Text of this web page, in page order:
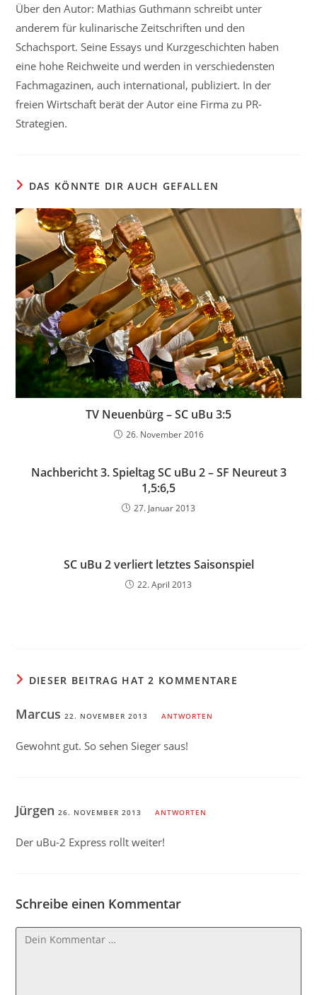
Über den Autor: Mathias Guthmann schreibt unter
anderem für kulinarische Zeitschriften und den
Schachsport. Seine Essays und Kurzgeschichten haben
eine hohe Reichweite und werden in verschiedensten
Fachmagazinen, auch international, publiziert. In der
freien Wirtschaft berät der Autor eine Firma zu PR-
Strategien.
DAS KÖNNTE DIR AUCH GEFALLEN
TV Neuenbürg – SC uBu 3:5
26. November 2016
Nachbericht 3. Spieltag SC uBu 2 – SF Neureut 3
1,5:6,5
27. Januar 2013
SC uBu 2 verliert letztes Saisonspiel
22. April 2013
DIESER BEITRAG HAT 2 KOMMENTARE
Marcus22. NOVEMBER 2013 ANTWORTEN
Gewohnt gut. So sehen Sieger saus!
Jürgen26. NOVEMBER 2013 ANTWORTEN
Der uBu-2 Express rollt weiter!
Schreibe einen Kommentar
Kommentar